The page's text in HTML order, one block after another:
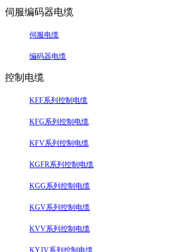
伺服编码器电缆
伺服电缆
编码器电缆
控制电缆
KFF系列控制电缆
KFG系列控制电缆
KFV系列控制电缆
KGFR系列控制电缆
KGG系列控制电缆
KGV系列控制电缆
KVV系列控制电缆